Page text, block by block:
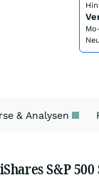
& Analysen
S&P 500